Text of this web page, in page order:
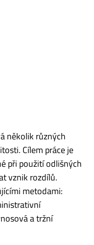
několik různých
Cílem práce je
při použití odlišných
vznik rozdílů.
metodami:
a tržní